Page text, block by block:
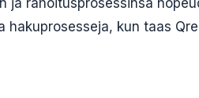
ja rahoitusprosessinsa
hakuprosesseja, kun taas